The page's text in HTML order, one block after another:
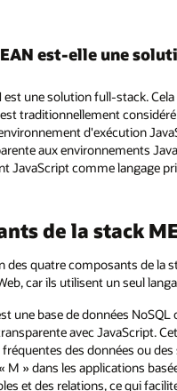
est-elle une
est une solution full-stack.
traditionnellement
d'exécution
aux environnements
JavaScript comme langage
de la stack
des quatre composants de la
car ils utilisent un seul
une base de données
avec JavaScript.
des données ou
M » dans les applications
et des relations, ce qui